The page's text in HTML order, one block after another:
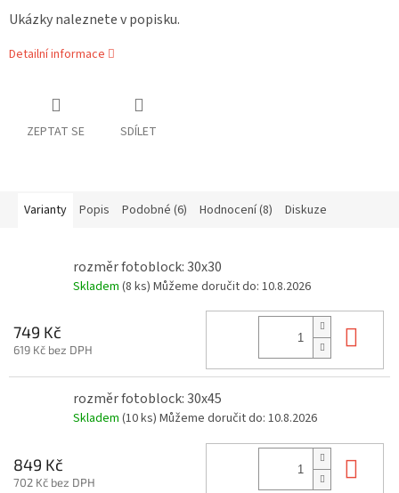
Ukázky naleznete v popisku.
Detailní informace
ZEPTAT SE SDÍLET
Varianty Popis Podobné (6) Hodnocení (8) Diskuze
rozměr fotoblock: 30x30
Skladem (8 ks) Můžeme doručit do: 10.8.2026
749 Kč
619 Kč bez DPH
rozměr fotoblock: 30x45
Skladem (10 ks) Můžeme doručit do: 10.8.2026
849 Kč
702 Kč bez DPH